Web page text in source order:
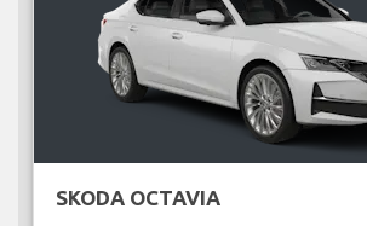
SKODA OCTAVIA